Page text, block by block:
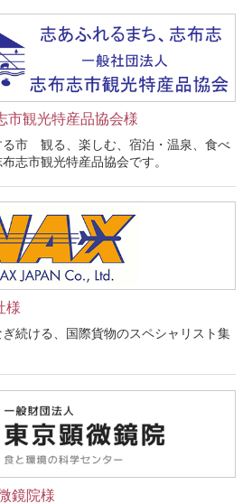
観光特産品協会様
る市 観る、楽しむ、宿泊・温泉、食べ
市観光特産品協会です。
様
続ける、国際貨物のスペシャリスト集
鏡院様